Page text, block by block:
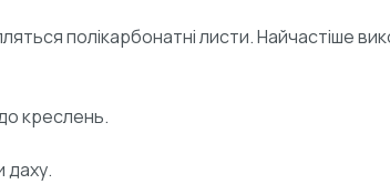
полікарбонатні листи. Найчастіше
креслень.
даху.